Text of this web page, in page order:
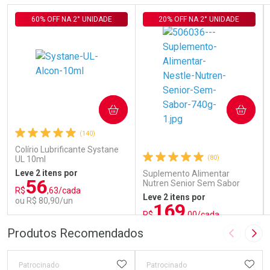
(140)
Colírio Lubrificante Systane
UL 10ml
60% OFF NA 2° UNIDADE
Leve 2 itens por
R$56,63/cada
ou R$ 80,90/un
COMPRAR
FECHAR
FECHAR
Por Menos
(80)
Suplemento Alimentar
Nutren Senior Sem Sabor
740g
20% OFF NA 2° UNIDADE
Leve 2 itens por
R$169,00/cada
COMPRAR
Por Menos
Produtos Recomendados Imagem
Patrocinado ADICIONAR AOS FAVORITOS
Patrocinado